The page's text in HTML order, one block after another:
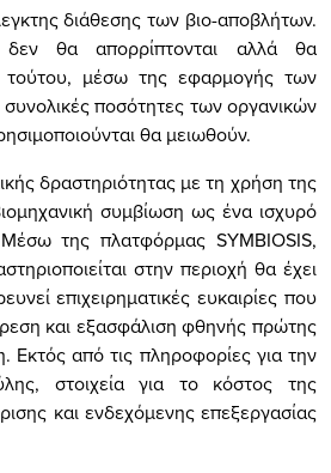
διάθεσης των βιο-αποβλήτων.
θα απορρίπτονται αλλά θα
τούτου, μέσω της εφαρμογής των
ποσότητες των οργανικών
θα μειωθούν.
δραστηριότητας με τη χρήση της
συμβίωση ως ένα ισχυρό
της πλατφόρμας SYMBIOSIS,
στην περιοχή θα έχει
επιχειρηματικές ευκαιρίες που
και εξασφάλιση φθηνής πρώτης
Εκτός από τις πληροφορίες για την
στοιχεία για το κόστος της
και ενδεχόμενης επεξεργασίας